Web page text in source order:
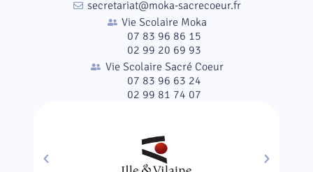
secretariat@moka-sacrecoeur.fr
Vie Scolaire Moka
07 83 96 86 15
02 99 20 69 93
Vie Scolaire Sacré Coeur
07 83 96 63 24
02 99 81 74 07